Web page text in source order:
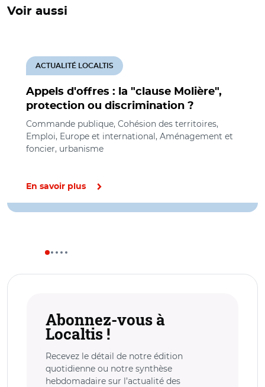
Voir aussi
Appels d'offres : la "clause Molière",
protection ou discrimination ?
ACTUALITÉ LOCALTIS
Commande publique, Cohésion des territoires,
Emploi, Europe et international, Aménagement et
foncier, urbanisme
En savoir plus
Abonnez-vous à
Localtis !
Recevez le détail de notre édition
quotidienne ou notre synthèse
hebdomadaire sur l’actualité des